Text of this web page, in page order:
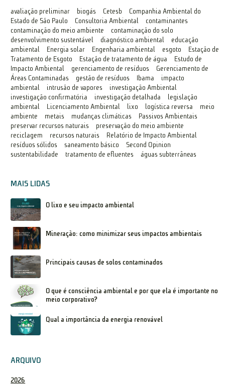
avaliação preliminar biogás Cetesb
Companhia Ambiental do
Estado de São Paulo
Consultoria Ambiental
contaminantes
contaminação do meio ambiente
contaminação do solo
desenvolvimento sustentável
diagnóstico ambiental
educação
ambiental
Energia solar Engenharia ambiental esgoto
Estação de
Tratamento de Esgoto
Estação de tratamento de água
Estudo de
Impacto Ambiental
gerenciamento de resíduos
Gerenciamento de
Áreas Contaminadas
gestão de resíduos Ibama
impacto
ambiental
intrusão de vapores
investigação Ambiental
investigação confirmatória
investigação detalhada
legislação
ambiental
Licenciamento Ambiental lixo logística reversa
meio
ambiente
metais mudanças climáticas
Passivos Ambientais
preservar recursos naturais
preservação do meio ambiente
reciclagem
recursos naturais
Relatório de Impacto Ambiental
resíduos sólidos
saneamento básico
Second Opinion
sustentabilidade
tratamento de efluentes águas subterrâneas
MAIS LIDAS
O lixo e seu impacto ambiental
Mineração: como minimizar seus impactos ambientais
Principais causas de solos contaminados
O que é consciência ambiental e por que ela é importante no
meio corporativo?
Qual a importância da energia renovável
ARQUIVO
2026